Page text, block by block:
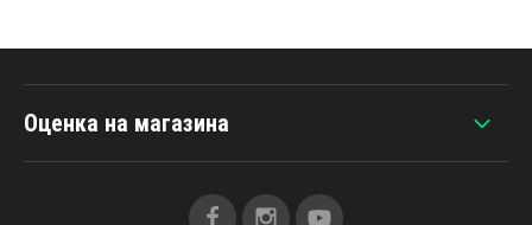
Оценка на магазина